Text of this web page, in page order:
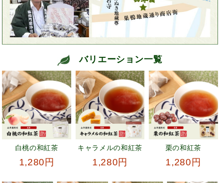
バリエーション一覧
白桃の和紅茶
1,280円
キャラメルの和紅茶
1,280円
栗の和紅茶
1,280円